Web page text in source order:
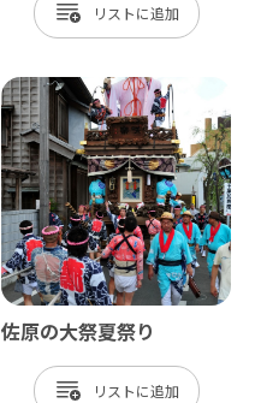
リスト
佐原の大祭夏祭り
リスト